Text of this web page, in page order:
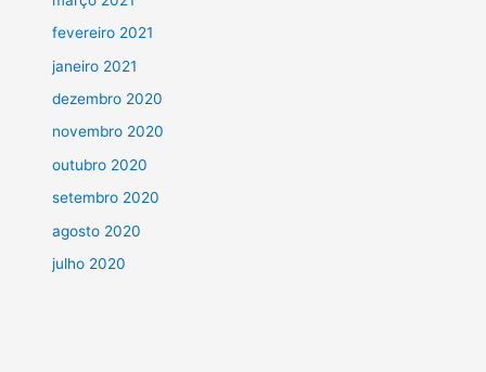
fevereiro 2021
janeiro 2021
dezembro 2020
novembro 2020
outubro 2020
setembro 2020
agosto 2020
julho 2020